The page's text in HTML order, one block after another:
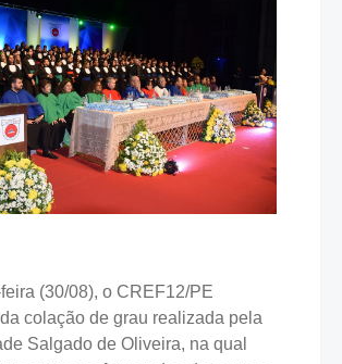
(30/08), o CREF12/PE
colação de grau realizada pela
Salgado de Oliveira, na qual